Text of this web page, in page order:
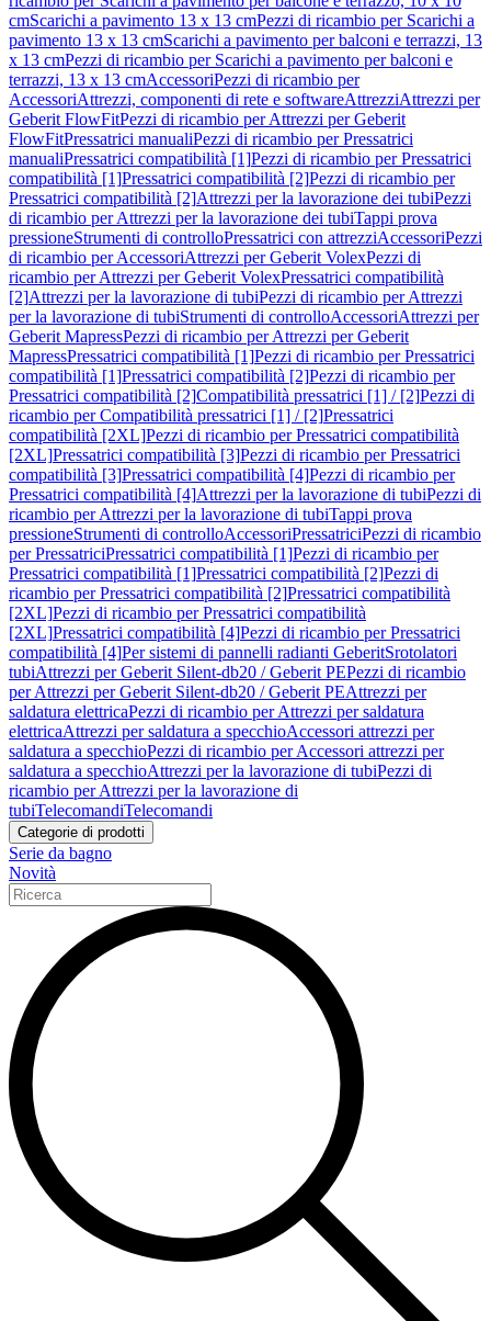
cmScarichi a pavimento 13 x 13 cmPezzi di ricambio per Scarichi a
pavimento 13 x 13 cmScarichi a pavimento per balconi e terrazzi, 13
x 13 cmPezzi di ricambio per Scarichi a pavimento per balconi e
terrazzi, 13 x 13 cmAccessoriPezzi di ricambio per
AccessoriAttrezzi, componenti di rete e softwareAttrezziAttrezzi per
Geberit FlowFitPezzi di ricambio per Attrezzi per Geberit
FlowFitPressatrici manualiPezzi di ricambio per Pressatrici
manualiPressatrici compatibilità [1]Pezzi di ricambio per Pressatrici
compatibilità [1]Pressatrici compatibilità [2]Pezzi di ricambio per
Pressatrici compatibilità [2]Attrezzi per la lavorazione dei tubiPezzi
di ricambio per Attrezzi per la lavorazione dei tubiTappi prova
pressioneStrumenti di controlloPressatrici con attrezziAccessoriPezzi
di ricambio per AccessoriAttrezzi per Geberit VolexPezzi di
ricambio per Attrezzi per Geberit VolexPressatrici compatibilità
[2]Attrezzi per la lavorazione di tubiPezzi di ricambio per Attrezzi
per la lavorazione di tubiStrumenti di controlloAccessoriAttrezzi per
Geberit MapressPezzi di ricambio per Attrezzi per Geberit
MapressPressatrici compatibilità [1]Pezzi di ricambio per Pressatrici
compatibilità [1]Pressatrici compatibilità [2]Pezzi di ricambio per
Pressatrici compatibilità [2]Compatibilità pressatrici [1] / [2]Pezzi di
ricambio per Compatibilità pressatrici [1] / [2]Pressatrici
compatibilità [2XL]Pezzi di ricambio per Pressatrici compatibilità
[2XL]Pressatrici compatibilità [3]Pezzi di ricambio per Pressatrici
compatibilità [3]Pressatrici compatibilità [4]Pezzi di ricambio per
Pressatrici compatibilità [4]Attrezzi per la lavorazione di tubiPezzi di
ricambio per Attrezzi per la lavorazione di tubiTappi prova
pressioneStrumenti di controlloAccessoriPressatriciPezzi di ricambio
per PressatriciPressatrici compatibilità [1]Pezzi di ricambio per
Pressatrici compatibilità [1]Pressatrici compatibilità [2]Pezzi di
ricambio per Pressatrici compatibilità [2]Pressatrici compatibilità
[2XL]Pezzi di ricambio per Pressatrici compatibilità
[2XL]Pressatrici compatibilità [4]Pezzi di ricambio per Pressatrici
compatibilità [4]Per sistemi di pannelli radianti GeberitSrotolatori
tubiAttrezzi per Geberit Silent-db20 / Geberit PEPezzi di ricambio
per Attrezzi per Geberit Silent-db20 / Geberit PEAttrezzi per
saldatura elettricaPezzi di ricambio per Attrezzi per saldatura
elettricaAttrezzi per saldatura a specchioAccessori attrezzi per
saldatura a specchioPezzi di ricambio per Accessori attrezzi per
saldatura a specchioAttrezzi per la lavorazione di tubiPezzi di
ricambio per Attrezzi per la lavorazione di
tubiTelecomandiTelecomandi
Categorie di prodotti
Serie da bagno
Novità